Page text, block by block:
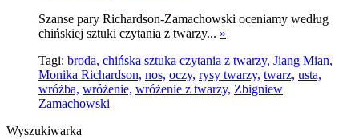
Szanse pary Richardson-Zamachowski oceniamy według
chińskiej sztuki czytania z twarzy... »
Tagi: broda, chińska sztuka czytania z twarzy, Jiang Mian,
Monika Richardson, nos, oczy, rysy twarzy, twarz, usta,
wróżba, wróżenie, wróżenie z twarzy, Zbigniew
Zamachowski
Wyszukiwarka